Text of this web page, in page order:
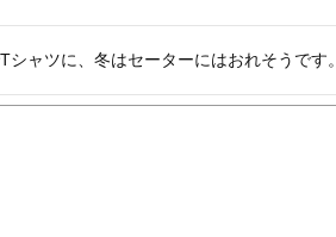
ャツに、冬はセーターにはおれそうです。